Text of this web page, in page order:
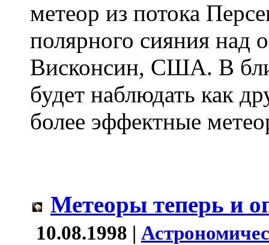
метеор из потока
полярного сияния над
Висконсин, США. В
будет наблюдать как
более эффектные
Метеоры теперь и
10.08.1998 |